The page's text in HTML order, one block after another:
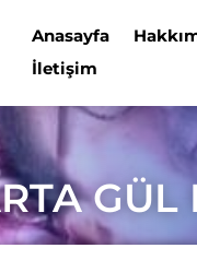
Anasayfa
İletişim
GÜL